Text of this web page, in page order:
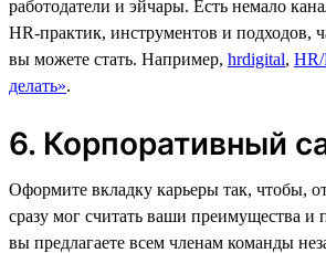
работодатели и эйчары. Есть немало
HR-практик, инструментов и подходов,
вы можете стать. Например, hrdigital, HR/
делать».
6. Корпоративный
Оформите вкладку карьеры так, чтобы,
сразу мог считать ваши преимущества и
вы предлагаете всем членам команды